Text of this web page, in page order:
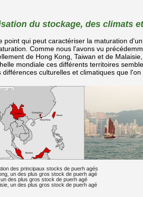
du stockage, des climats
point qui peut caractériser la maturation
Comme nous l'avons vu
de Hong Kong, Taiwan et de
mondiale ces différents territoires
différences culturelles et climatiques que
des principaux stocks de puerh agés
un des plus gros stock de puerh agé
des plus gros stock de puerh agé
un des plus gros stock de puerh agé